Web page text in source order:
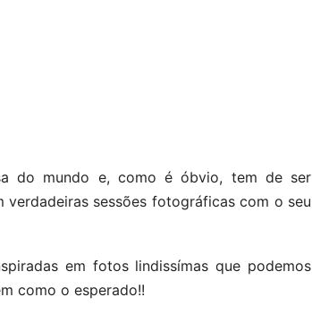
do mundo e, como é óbvio, tem de ser
sessões fotográficas com o seu
em fotos lindissímas que podemos
como o esperado!!